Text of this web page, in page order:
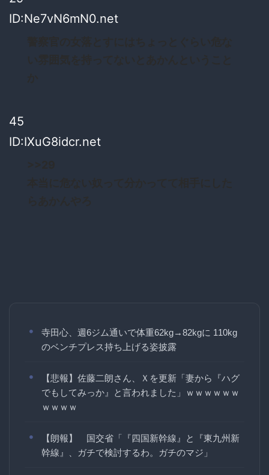
ID:Ne7vN6mN0.net
45
ID:IXuG8idcr.net
寺田心、週6ジム通いで体重62kg→82kgに 110kg
のベンチプレス持ち上げる姿披露
【悲報】佐藤二朗さん、Ｘを更新「妻から『ハグ
でもしてみっか』と言われました」ｗｗｗｗｗｗ
ｗｗｗｗ
【朗報】 国交省「『四国新幹線』と『東九州新
幹線』、ガチで検討するわ。ガチのマジ」